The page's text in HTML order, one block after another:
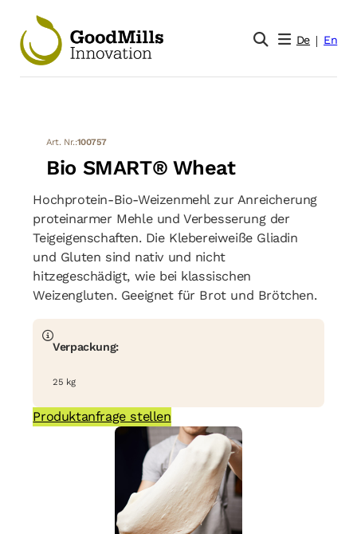
De En
Art. Nr.:100757
Bio SMART® Wheat
Hochprotein-Bio-Weizenmehl zur Anreicherung
proteinarmer Mehle und Verbesserung der
Teigeigenschaften. Die Klebereiweiße Gliadin
und Gluten sind nativ und nicht
hitzegeschädigt, wie bei klassischen
Weizengluten. Geeignet für Brot und Brötchen.
Verpackung:
25 kg
Produktanfrage stellen